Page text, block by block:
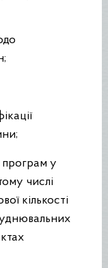
у
числі
кількості